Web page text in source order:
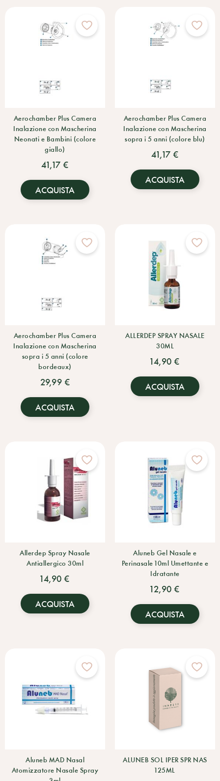
Aerochamber Plus Camera
Inalazione con Mascherina
Neonati e Bambini (colore
giallo)
41,17 €
ACQUISTA
Aerochamber Plus Camera
Inalazione con Mascherina
sopra i 5 anni (colore blu)
41,17 €
ACQUISTA
Aerochamber Plus Camera
Inalazione con Mascherina
sopra i 5 anni (colore
bordeaux)
29,99 €
ACQUISTA
ALLERDEP SPRAY NASALE
30ML
14,90 €
ACQUISTA
Allerdep Spray Nasale
Antiallergico 30ml
14,90 €
ACQUISTA
Aluneb Gel Nasale e
Perinasale 10ml Umettante e
Idratante
12,90 €
ACQUISTA
Aluneb MAD Nasal
Atomizzatore Nasale Spray
ALUNEB SOL IPER SPR NAS
125ML